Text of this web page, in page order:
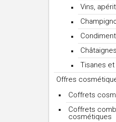
Vins,
Châtaignes
Tisanes
Offres
Coffrets
Coffrets
cosmétiques